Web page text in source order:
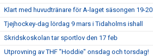
Klart med huvudtränare för A-laget säsongen 19-20
Tjejhockey-dag lördag 9 mars i Tidaholms ishall
Skridskoskolan tar sportlov den 17 feb
Utprovning av THF "Hoddie" onsdag och torsdag!